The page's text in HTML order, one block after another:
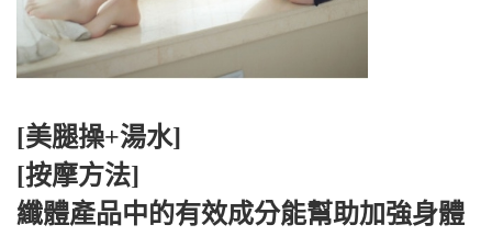
[美腿操+湯水]
[按摩方法]
纖體產品中的有效成分能幫助加強身體